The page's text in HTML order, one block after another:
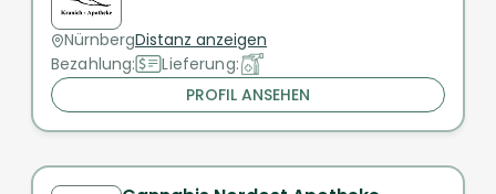
NürnbergDistanz anzeigen
Bezahlung:
Lieferung:
PROFIL ANSEHEN